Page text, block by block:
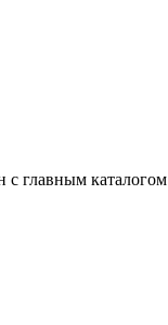
с главным каталогом